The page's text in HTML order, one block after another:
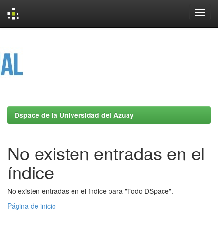
Dspace de la Universidad del Azuay
No existen entradas en el
índice
No existen entradas en el índice para "Todo DSpace".
Página de inicio